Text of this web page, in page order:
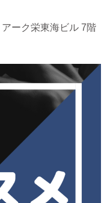
ーク栄東海ビル 7階